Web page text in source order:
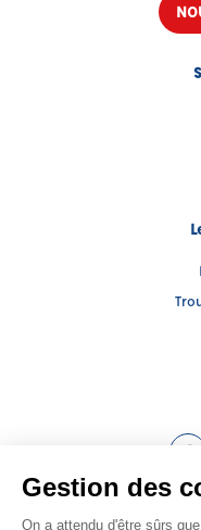
Raison sociale : ECF CER